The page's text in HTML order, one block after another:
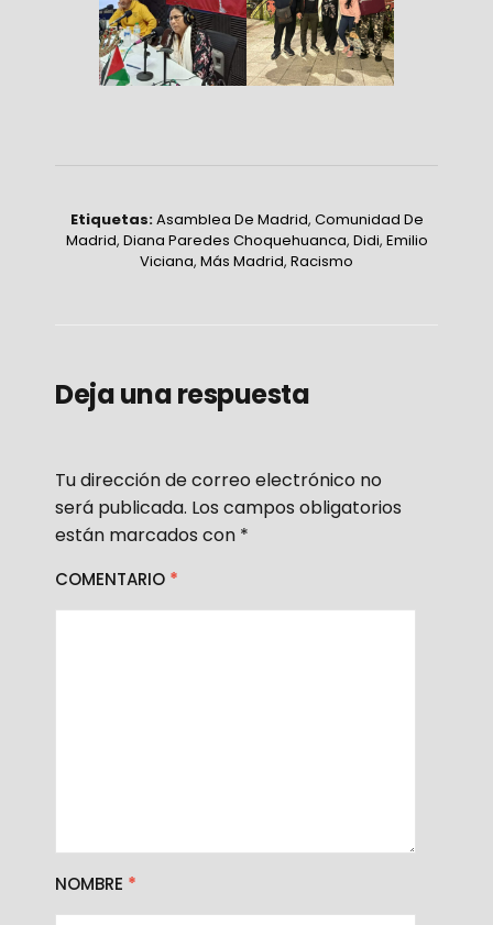
Etiquetas:Asamblea De Madrid, Comunidad De
Madrid, Diana Paredes Choquehuanca, Didi, Emilio
Viciana, Más Madrid, Racismo
Deja una respuesta
Tu dirección de correo electrónico no
será publicada. Los campos obligatorios
están marcados con *
COMENTARIO *
NOMBRE *